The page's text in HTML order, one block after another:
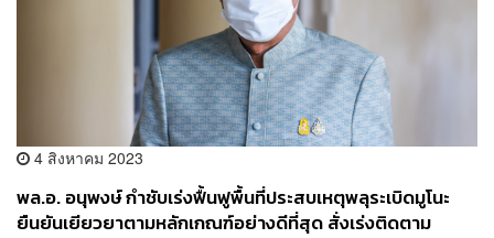
4 สิงหาคม 2023
พล.อ. อนุพงษ์ กำชับเร่งฟื้นฟูพื้นที่ประสบเหตุพลุระเบิดมูโนะ
ยืนยันเยียวยาตามหลักเกณฑ์อย่างดีที่สุด สั่งเร่งติดตาม